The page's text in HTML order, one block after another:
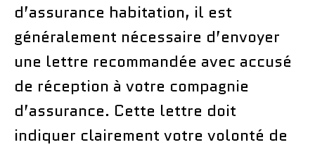
d’assurance habitation, il est
généralement nécessaire d’envoyer
une lettre recommandée avec accusé
de réception à votre compagnie
d’assurance. Cette lettre doit
indiquer clairement votre volonté de